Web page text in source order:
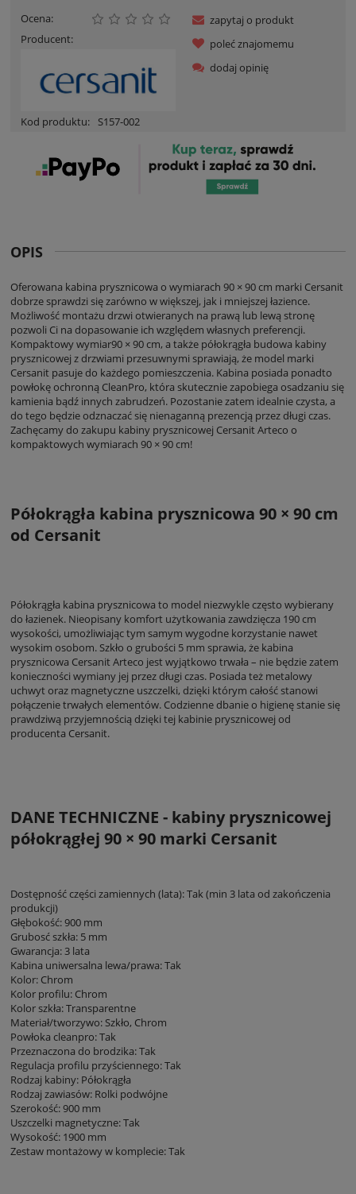
Ocena:
Producent:
Kod produktu: S157-002
zapytaj o produkt
poleć znajomemu
dodaj opinię
OPIS
Oferowana kabina prysznicowa o wymiarach 90 × 90 cm marki Cersanit
dobrze sprawdzi się zarówno w większej, jak i mniejszej łazience.
Możliwość montażu drzwi otwieranych na prawą lub lewą stronę
pozwoli Ci na dopasowanie ich względem własnych preferencji.
Kompaktowy wymiar90 × 90 cm, a także półokrągła budowa kabiny
prysznicowej z drzwiami przesuwnymi sprawiają, że model marki
Cersanit pasuje do każdego pomieszczenia. Kabina posiada ponadto
powłokę ochronną CleanPro, która skutecznie zapobiega osadzaniu się
kamienia bądź innych zabrudzeń. Pozostanie zatem idealnie czysta, a
do tego będzie odznaczać się nienaganną prezencją przez długi czas.
Zachęcamy do zakupu kabiny prysznicowej Cersanit Arteco o
kompaktowych wymiarach 90 × 90 cm!
Półokrągła kabina prysznicowa 90 × 90 cm
od Cersanit
Półokrągła kabina prysznicowa to model niezwykle często wybierany
do łazienek. Nieopisany komfort użytkowania zawdzięcza 190 cm
wysokości, umożliwiając tym samym wygodne korzystanie nawet
wysokim osobom. Szkło o grubości 5 mm sprawia, że kabina
prysznicowa Cersanit Arteco jest wyjątkowo trwała – nie będzie zatem
konieczności wymiany jej przez długi czas. Posiada też metalowy
uchwyt oraz magnetyczne uszczelki, dzięki którym całość stanowi
połączenie trwałych elementów. Codzienne dbanie o higienę stanie się
prawdziwą przyjemnością dzięki tej kabinie prysznicowej od
producenta Cersanit.
DANE TECHNICZNE - kabiny prysznicowej
półokrągłej 90 × 90 marki Cersanit
Dostępność części zamiennych (lata): Tak (min 3 lata od zakończenia
produkcji)
Głębokość: 900 mm
Grubosć szkła: 5 mm
Gwarancja: 3 lata
Kabina uniwersalna lewa/prawa: Tak
Kolor: Chrom
Kolor profilu: Chrom
Kolor szkła: Transparentne
Materiał/tworzywo: Szkło, Chrom
Powłoka cleanpro: Tak
Przeznaczona do brodzika: Tak
Regulacja profilu przyściennego: Tak
Rodzaj kabiny: Półokrągła
Rodzaj zawiasów: Rolki podwójne
Szerokość: 900 mm
Uszczelki magnetyczne: Tak
Wysokość: 1900 mm
Zestaw montażowy w komplecie: Tak